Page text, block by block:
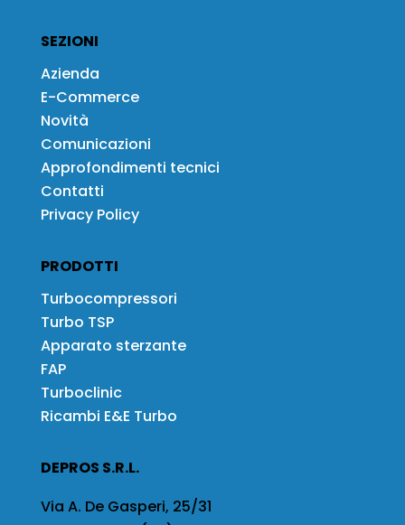
SEZIONI
Azienda
E-Commerce
Novità
Comunicazioni
Approfondimenti tecnici
Contatti
Privacy Policy
PRODOTTI
Turbocompressori
Turbo TSP
Apparato sterzante
FAP
Turboclinic
Ricambi E&E Turbo
DEPROS S.R.L.
Via A. De Gasperi, 25/31